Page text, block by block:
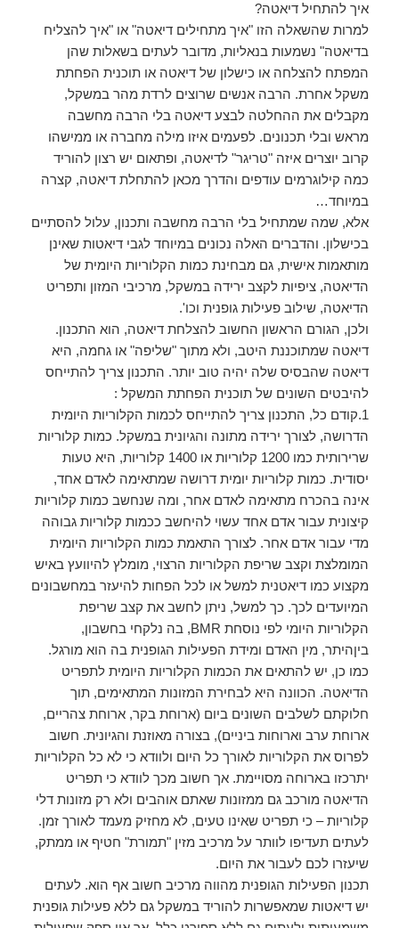
איך להתחיל דיאטה?
למרות שהשאלה הזו "איך מתחילים דיאטה" או "איך להצליח
בדיאטה" נשמעות בנאליות, מדובר לעתים בשאלות שהן
המפתח להצלחה או כישלון של דיאטה או תוכנית הפחתת
משקל אחרת. הרבה אנשים שרוצים לרדת מהר במשקל,
מקבלים את ההחלטה לבצע דיאטה בלי הרבה מחשבה
מראש ובלי תכנונים. לפעמים איזו מילה מחברה או ממישהו
קרוב יוצרים איזה "טריגר" לדיאטה, ופתאום יש רצון להוריד
כמה קילוגרמים עודפים והדרך מכאן להתחלת דיאטה, קצרה
במיוחד…
אלא, שמה שמתחיל בלי הרבה מחשבה ותכנון, עלול להסתיים
בכישלון. והדברים האלה נכונים במיוחד לגבי דיאטות שאינן
מותאמות אישית, גם מבחינת כמות הקלוריות היומית של
הדיאטה, ציפיות לקצב ירידה במשקל, מרכיבי המזון ותפריט
הדיאטה, שילוב פעילות גופנית וכו'.
ולכן, הגורם הראשון החשוב להצלחת דיאטה, הוא התכנון.
דיאטה שמתוכננת היטב, ולא מתוך "שליפה" או גחמה, היא
דיאטה שהבסיס שלה יהיה טוב יותר. התכנון צריך להתייחס
להיבטים השונים של תוכנית הפחתת המשקל :
1.קודם כל, התכנון צריך להתייחס לכמות הקלוריות היומית
הדרושה, לצורך ירידה מתונה והגיונית במשקל. כמות קלוריות
שרירותית כמו 1200 קלוריות או 1400 קלוריות, היא טעות
יסודית. כמות קלוריות יומית דרושה שמתאימה לאדם אחד,
אינה בהכרח מתאימה לאדם אחר, ומה שנחשב כמות קלוריות
קיצונית עבור אדם אחד עשוי להיחשב ככמות קלוריות גבוהה
מדי עבור אדם אחר. לצורך התאמת כמות הקלוריות היומית
המומלצת וקצב שריפת הקלוריות הרצוי, מומלץ להיוועץ באיש
מקצוע כמו דיאטנית למשל או לכל הפחות להיעזר במחשבונים
המיועדים לכך. כך למשל, ניתן לחשב את קצב שריפת
הקלוריות היומי לפי נוסחת BMR, בה נלקחי בחשבון,
ביןהיתר, מין האדם ומידת הפעילות הגופנית בה הוא מורגל.
כמו כן, יש להתאים את הכמות הקלוריות היומית לתפריט
הדיאטה. הכוונה היא לבחירת המזונות המתאימים, תוך
חלוקתם לשלבים השונים ביום (ארוחת בקר, ארוחת צהריים,
ארוחת ערב וארוחות ביניים), בצורה מאוזנת והגיונית. חשוב
לפרוס את הקלוריות לאורך כל היום ולוודא כי לא כל הקלוריות
יתרכזו בארוחה מסויימת. אך חשוב מכך לוודא כי תפריט
הדיאטה מורכב גם ממזונות שאתם אוהבים ולא רק מזונות דלי
קלוריות – כי תפריט שאינו טעים, לא מחזיק מעמד לאורך זמן.
לעתים תעדיפו לוותר על מרכיב מזין "תמורת" חטיף או ממתק,
שיעזרו לכם לעבור את היום.
תכנון הפעילות הגופנית מהווה מרכיב חשוב אף הוא. לעתים
יש דיאטות שמאפשרות להוריד במשקל גם ללא פעילות גופנית